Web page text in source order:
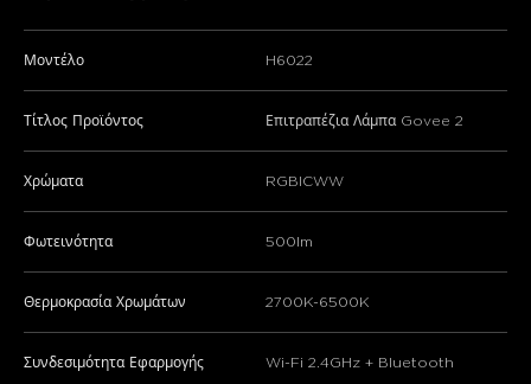
Μοντέλο H6022
Τίτλος Προϊόντος Επιτραπέζια Λάμπα Govee 2
Χρώματα RGBICWW
Φωτεινότητα 500lm
Θερμοκρασία Χρωμάτων 2700K-6500K
Συνδεσιμότητα Εφαρμογής Wi-Fi 2.4GHz + Bluetooth